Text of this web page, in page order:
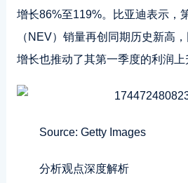
增长86%至119%。比亚迪表示，
（NEV）销量再创同期历史新高
增长也推动了其第一季度的利润上
Source: Getty Images
分析观点深度解析